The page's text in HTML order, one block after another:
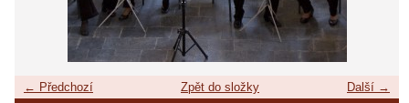
← Předchozí Další →
Zpět do složky